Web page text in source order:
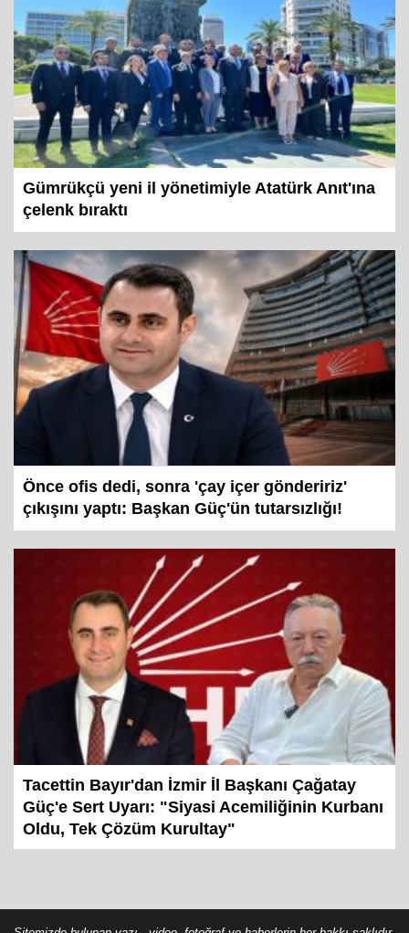
Gümrükçü yeni il yönetimiyle Atatürk Anıt'ına
çelenk bıraktı
Önce ofis dedi, sonra 'çay içer göndeririz'
çıkışını yaptı: Başkan Güç'ün tutarsızlığı!
Tacettin Bayır'dan İzmir İl Başkanı Çağatay
Güç'e Sert Uyarı: "Siyasi Acemiliğinin Kurbanı
Oldu, Tek Çözüm Kurultay"